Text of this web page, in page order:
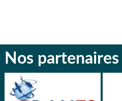
Nos partenaires